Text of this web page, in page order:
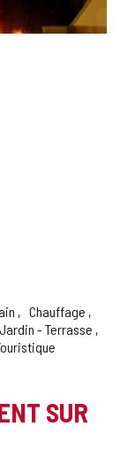
Chauffage
Jardin - Terrasse
SUR